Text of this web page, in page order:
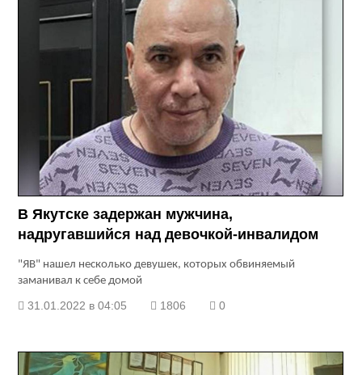
В Якутске задержан мужчина,
надругавшийся над девочкой-инвалидом
"ЯВ" нашел несколько девушек, которых обвиняемый
заманивал к себе домой
31.01.2022 в 04:05 1806 0